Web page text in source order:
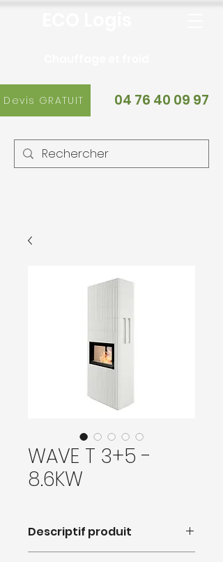
Devis GRATUIT 04 76 40 09 97
WAVE T 3+5 -
8.6KW
Descriptif produit